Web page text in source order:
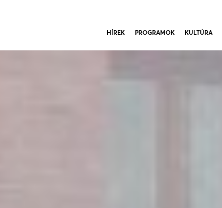
HÍREK PROGRAMOK KULTÚRA